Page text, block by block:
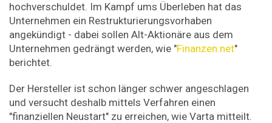
hochverschuldet. Im Kampf ums Überleben hat das
Unternehmen ein Restrukturierungsvorhaben
angekündigt - dabei sollen Alt-Aktionäre aus dem
Unternehmen gedrängt werden, wie "Finanzen.net"
berichtet.
Der Hersteller ist schon länger schwer angeschlagen
und versucht deshalb mittels Verfahren einen
"finanziellen Neustart" zu erreichen, wie Varta mitteilt.